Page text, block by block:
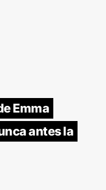
Emma
antes la